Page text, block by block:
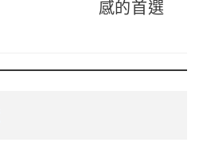
感的首選